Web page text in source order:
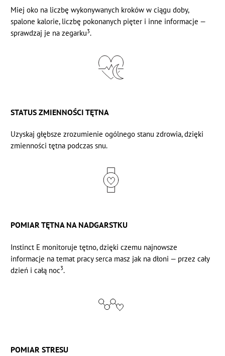
Miej oko na liczbę wykonywanych kroków w ciągu doby,
spalone kalorie, liczbę pokonanych pięter i inne informacje —
sprawdzaj je na zegarku3.
STATUS ZMIENNOŚCI TĘTNA
Uzyskaj głębsze zrozumienie ogólnego stanu zdrowia, dzięki
zmienności tętna podczas snu.
POMIAR TĘTNA NA NADGARSTKU
Instinct E monitoruje tętno, dzięki czemu najnowsze
informacje na temat pracy serca masz jak na dłoni — przez cały
dzień i całą noc3.
POMIAR STRESU